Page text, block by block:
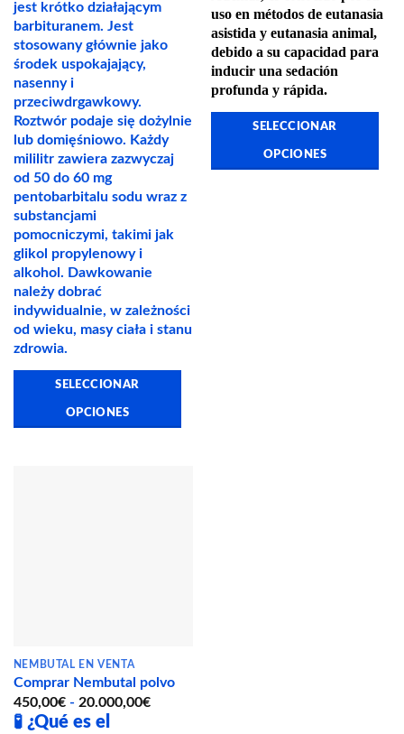
jest krótko działającym
barbituranem. Jest
stosowany głównie jako
środek uspokajający,
nasenny i
przeciwdrgawkowy.
Roztwór podaje się dożylnie
lub domięśniowo. Każdy
mililitr zawiera zazwyczaj
od 50 do 60 mg
pentobarbitalu sodu wraz z
substancjami
pomocniczymi, takimi jak
glikol propylenowy i
alkohol. Dawkowanie
należy dobrać
indywidualnie, w zależności
od wieku, masy ciała i stanu
zdrowia.
SELECCIONAR
OPCIONES
página
de
producto
uso en métodos de eutanasia
asistida y eutanasia animal,
debido a su capacidad para
inducir una sedación
profunda y rápida.
SELECCIONAR
OPCIONES
NEMBUTAL EN VENTA
Comprar Nembutal polvo
450,00€ - 20.000,00€Rango
🧪 ¿Qué es el